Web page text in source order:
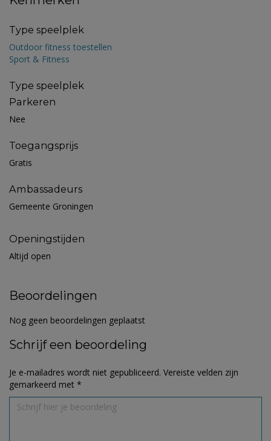
Type speelplek
Outdoor fitness toestellen
Sport & Fitness
Type speelplek
Parkeren
Nee
Toegangsprijs
Gratis
Ambassadeurs
Gemeente Groningen
Openingstijden
Altijd open
Beoordelingen
Nog geen beoordelingen geplaatst
Schrijf een beoordeling
Je e-mailadres wordt niet gepubliceerd. Vereiste velden zijn
gemarkeerd met *